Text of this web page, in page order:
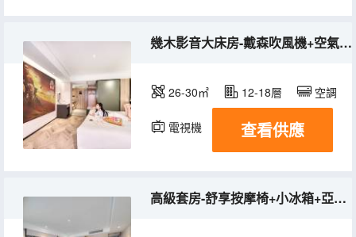
幾木影音大床房-戴森吹風機+空氣淨化器+Pro深睡枕
26-30㎡ 12-18層 空調
電視機 冰箱
查看供應
高級套房-舒享按摩椅+小冰箱+亞朵星球深睡枕Pro